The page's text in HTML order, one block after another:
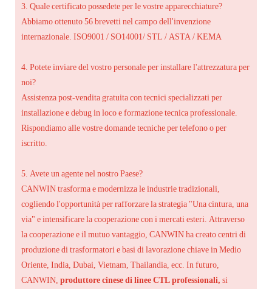
3. Quale certificato possedete per le vostre apparecchiature?
Abbiamo ottenuto 56 brevetti nel campo dell'invenzione
internazionale. ISO9001 / SO14001/ STL / ASTA / KEMA
4. Potete inviare del vostro personale per installare l'attrezzatura per
noi?
Assistenza post-vendita gratuita con tecnici specializzati per
installazione e debug in loco e formazione tecnica professionale.
Rispondiamo alle vostre domande tecniche per telefono o per
iscritto.
5. Avete un agente nel nostro Paese?
CANWIN trasforma e modernizza le industrie tradizionali,
cogliendo l'opportunità per rafforzare la strategia "Una cintura, una
via" e intensificare la cooperazione con i mercati esteri. Attraverso
la cooperazione e il mutuo vantaggio, CANWIN ha creato centri di
produzione di trasformatori e basi di lavorazione chiave in Medio
Oriente, India, Dubai, Vietnam, Thailandia, ecc. In futuro,
CANWIN, produttore cinese di linee CTL professionali, si